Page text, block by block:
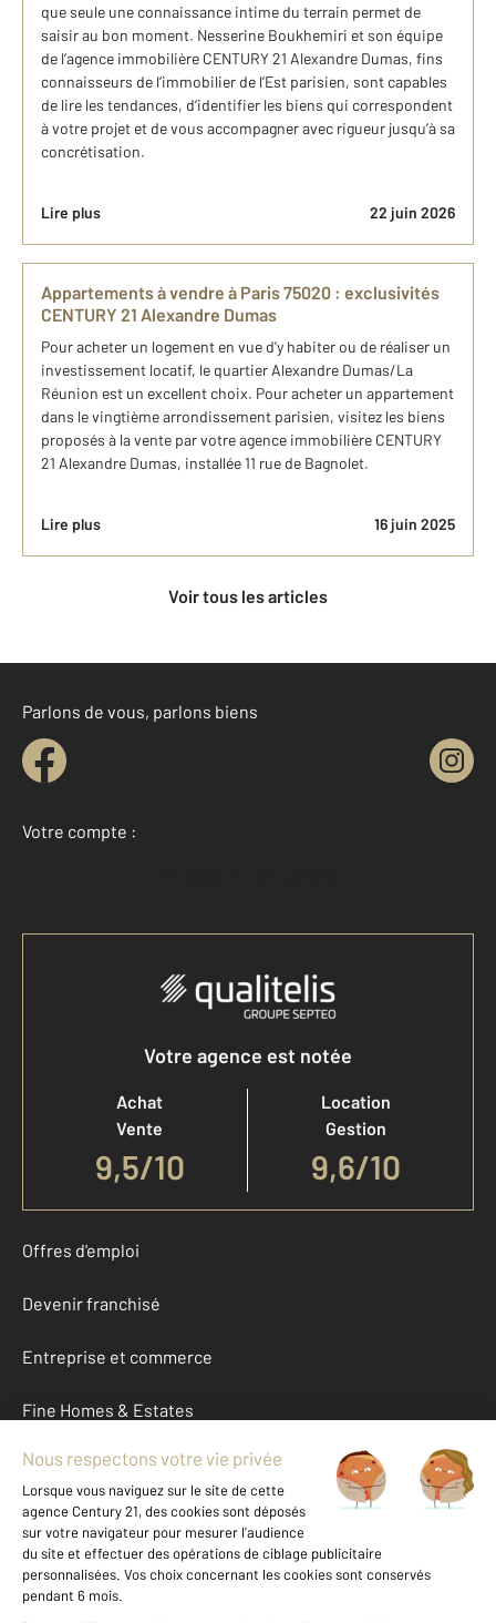
que seule une connaissance intime du terrain permet de
saisir au bon moment. Nesserine Boukhemiri et son équipe
de l’agence immobilière CENTURY 21 Alexandre Dumas, fins
connaisseurs de l’immobilier de l’Est parisien, sont capables
de lire les tendances, d’identifier les biens qui correspondent
à votre projet et de vous accompagner avec rigueur jusqu’à sa
concrétisation.
Lire plus 22 juin 2026
Appartements à vendre à Paris 75020 : exclusivités
CENTURY 21 Alexandre Dumas
Pour acheter un logement en vue d'y habiter ou de réaliser un
investissement locatif, le quartier Alexandre Dumas/La
Réunion est un excellent choix. Pour acheter un appartement
dans le vingtième arrondissement parisien, visitez les biens
proposés à la vente par votre agence immobilière CENTURY
21 Alexandre Dumas, installée 11 rue de Bagnolet.
Lire plus 16 juin 2025
Voir tous les articles
Parlons de vous, parlons biens
Votre compte :
Accéder à mon compte
Votre agence est notée
Achat
Vente
9,5/10
Location
Gestion
9,6/10
Offres d'emploi
Devenir franchisé
Entreprise et commerce
Fine Homes & Estates
À propos
International
Nous contacter